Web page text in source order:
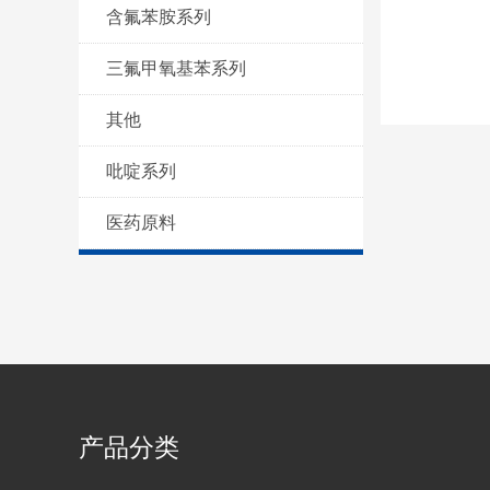
含氟苯胺系列
三氟甲氧基苯系列
其他
吡啶系列
医药原料
产品分类